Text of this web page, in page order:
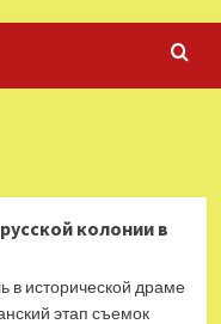
колонии в
в исторической драме
этап съемок